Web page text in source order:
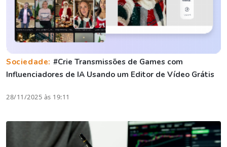
Sociedade: #Crie Transmissões de Games com
Influenciadores de IA Usando um Editor de Vídeo Grátis
28/11/2025 às 19:11